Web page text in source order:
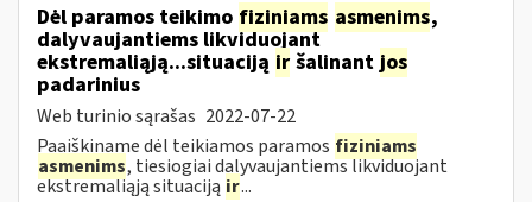
Dėl paramos teikimo fiziniams asmenims,
dalyvaujantiems likviduojant
ekstremaliąją...situaciją ir šalinant jos
padarinius
Web turinio sąrašas 2022-07-22
Paaiškiname dėl teikiamos paramos fiziniams
asmenims, tiesiogiai dalyvaujantiems likviduojant
ekstremaliąją situaciją ir...